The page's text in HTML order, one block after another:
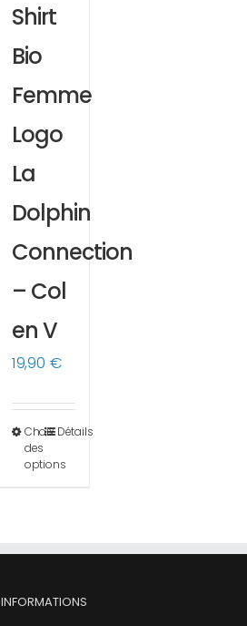
Shirt
Bio
Femme
Logo
La
Dolphin
Connection
– Col
en V
19,90 €
Choix
des
options
Ce
produit
options
Détails
INFORMATIONS